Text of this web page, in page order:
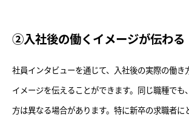
②入社後の働くイメージが伝わる
社員インタビューを通じて、入社後の実際の働き
イメージを伝えることができます。同じ職種でも
方は異なる場合があります。特に新卒の求職者に